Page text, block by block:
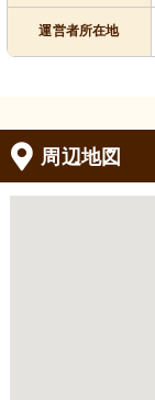
運営者所在地
周辺地図